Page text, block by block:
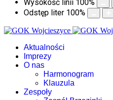
Wysokość linii 100%
Odstęp liter 100%
Aktualności
Imprezy
O nas
Harmonogram
Klauzula
Zespoły